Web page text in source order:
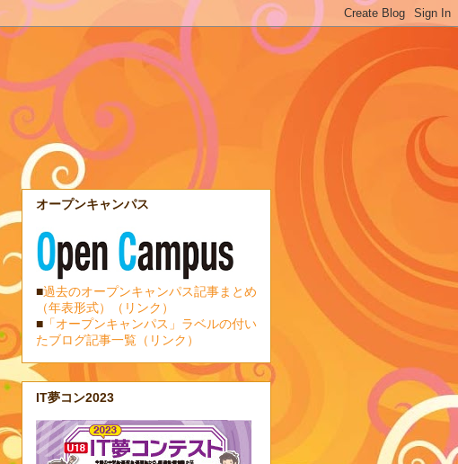
オープンキャンパス
■過去のオープンキャンパス記事まとめ
（年表形式）（リンク）
■ 「オープンキャンパス」ラベルの付い
たブログ記事一覧（リンク）
IT夢コン2023